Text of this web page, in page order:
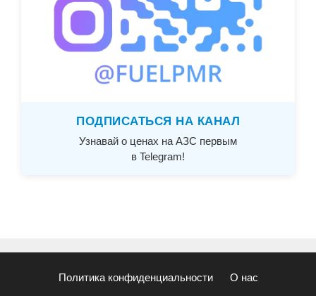
ПОДПИСАТЬСЯ НА КАНАЛ
Узнавай о ценах на АЗС первым
в Telegram!
Политика конфиденциальности О нас